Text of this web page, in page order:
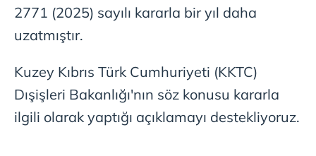
2771 (2025) sayılı kararla bir yıl daha
uzatmıştır.
Kuzey Kıbrıs Türk Cumhuriyeti (KKTC)
Dışişleri Bakanlığı'nın söz konusu kararla
ilgili olarak yaptığı açıklamayı destekliyoruz.